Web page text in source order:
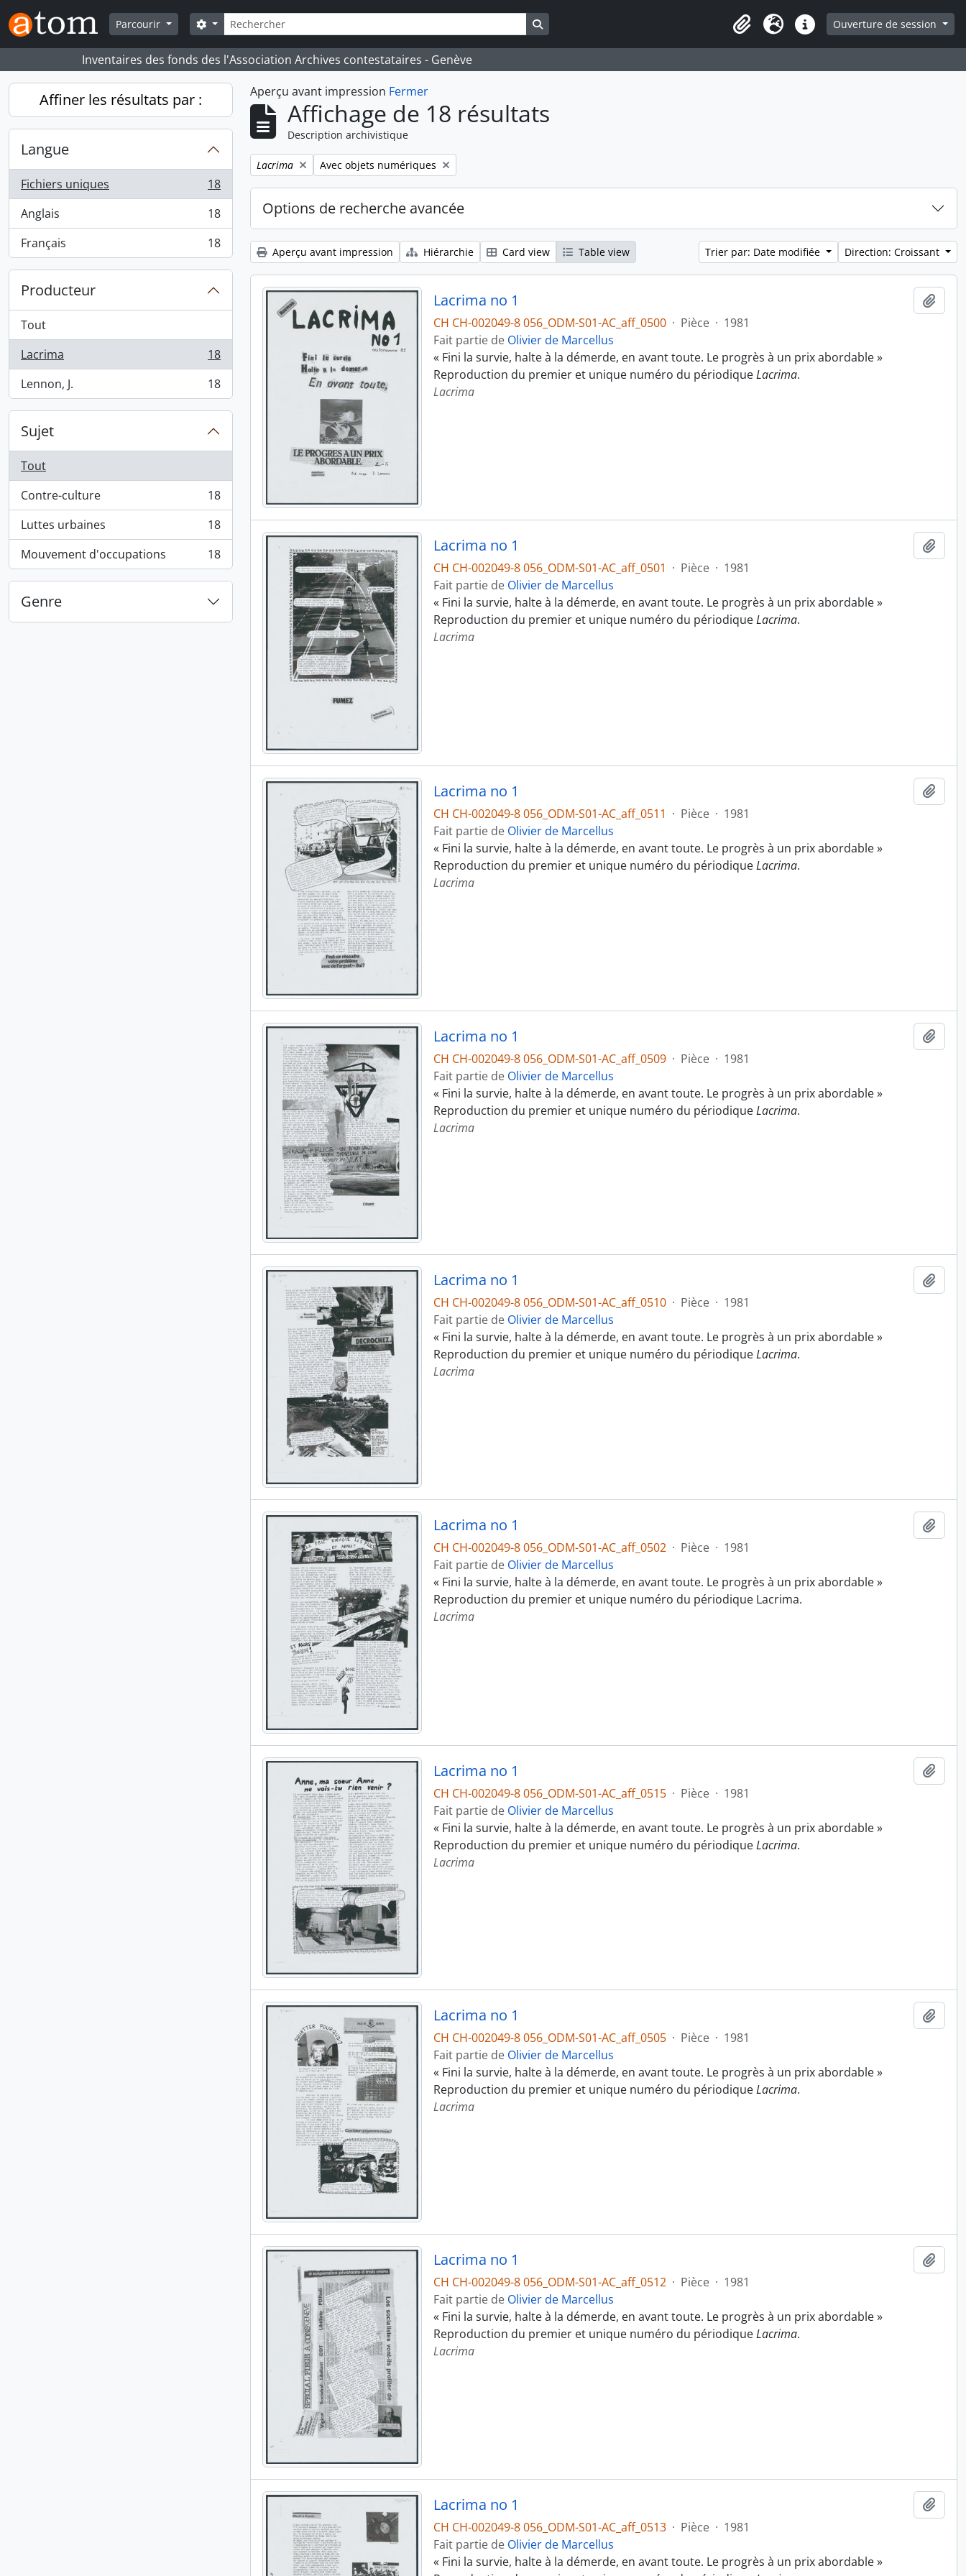
Skip to main content
Parcourir
Rechercher
Search options
Presse-papier
LangueLiens rapidesOuverture de session
Inventaires des fonds des l'Association Archives contestataires - Genève
Affiner les résultats par :
Langue
Fichiers uniques
, 18 résultats
18
Anglais
, 18 résultats
18
Français
, 18 résultats 18
Producteur
Tout
Lacrima
, 18 résultats
18
Lennon, J.
, 18 résultats 18
Sujet
Tout
Contre-culture
, 18 résultats
18
Luttes urbaines
, 18 résultats
18
Mouvement d'occupations
, 18 résultats 18
Genre
Aperçu avant impression Fermer
Affichage de 18 résultats
Description archivistique
Remove filter:
Lacrima Remove filter:
Avec objets numériques
Options de recherche avancée
Aperçu avant impression Hiérarchie Card view Table view Trier par: Date modifiée Direction: Croissant
Lacrima no 1
CH CH-002049-8 056_ODM-S01-AC_aff_0500 · Pièce · 1981
Fait partie de Olivier de Marcellus
« Fini la survie, halte à la démerde, en avant toute. Le progrès à un prix abordable »
Reproduction du premier et unique numéro du périodiqueLacrima.
Lacrima
Lacrima no 1
CH CH-002049-8 056_ODM-S01-AC_aff_0501 · Pièce · 1981
Fait partie de Olivier de Marcellus
« Fini la survie, halte à la démerde, en avant toute. Le progrès à un prix abordable »
Reproduction du premier et unique numéro du périodiqueLacrima.
Lacrima
Lacrima no 1
CH CH-002049-8 056_ODM-S01-AC_aff_0511 · Pièce · 1981
Fait partie de Olivier de Marcellus
« Fini la survie, halte à la démerde, en avant toute. Le progrès à un prix abordable »
Reproduction du premier et unique numéro du périodiqueLacrima.
Lacrima
Lacrima no 1
CH CH-002049-8 056_ODM-S01-AC_aff_0509 · Pièce · 1981
Fait partie de Olivier de Marcellus
« Fini la survie, halte à la démerde, en avant toute. Le progrès à un prix abordable »
Reproduction du premier et unique numéro du périodiqueLacrima.
Lacrima
Lacrima no 1
CH CH-002049-8 056_ODM-S01-AC_aff_0510 · Pièce · 1981
Fait partie de Olivier de Marcellus
« Fini la survie, halte à la démerde, en avant toute. Le progrès à un prix abordable »
Reproduction du premier et unique numéro du périodiqueLacrima.
Lacrima
Lacrima no 1
CH CH-002049-8 056_ODM-S01-AC_aff_0502 · Pièce · 1981
Fait partie de Olivier de Marcellus
« Fini la survie, halte à la démerde, en avant toute. Le progrès à un prix abordable »
Reproduction du premier et unique numéro du périodique Lacrima.
Lacrima
Lacrima no 1
CH CH-002049-8 056_ODM-S01-AC_aff_0515 · Pièce · 1981
Fait partie de Olivier de Marcellus
« Fini la survie, halte à la démerde, en avant toute. Le progrès à un prix abordable »
Reproduction du premier et unique numéro du périodiqueLacrima.
Lacrima
Lacrima no 1
CH CH-002049-8 056_ODM-S01-AC_aff_0505 · Pièce · 1981
Fait partie de Olivier de Marcellus
« Fini la survie, halte à la démerde, en avant toute. Le progrès à un prix abordable »
Reproduction du premier et unique numéro du périodiqueLacrima.
Lacrima
Lacrima no 1
CH CH-002049-8 056_ODM-S01-AC_aff_0512 · Pièce · 1981
Fait partie de Olivier de Marcellus
« Fini la survie, halte à la démerde, en avant toute. Le progrès à un prix abordable »
Reproduction du premier et unique numéro du périodiqueLacrima.
Lacrima
Lacrima no 1
CH CH-002049-8 056_ODM-S01-AC_aff_0513 · Pièce · 1981
Fait partie de Olivier de Marcellus
« Fini la survie, halte à la démerde, en avant toute. Le progrès à un prix abordable »